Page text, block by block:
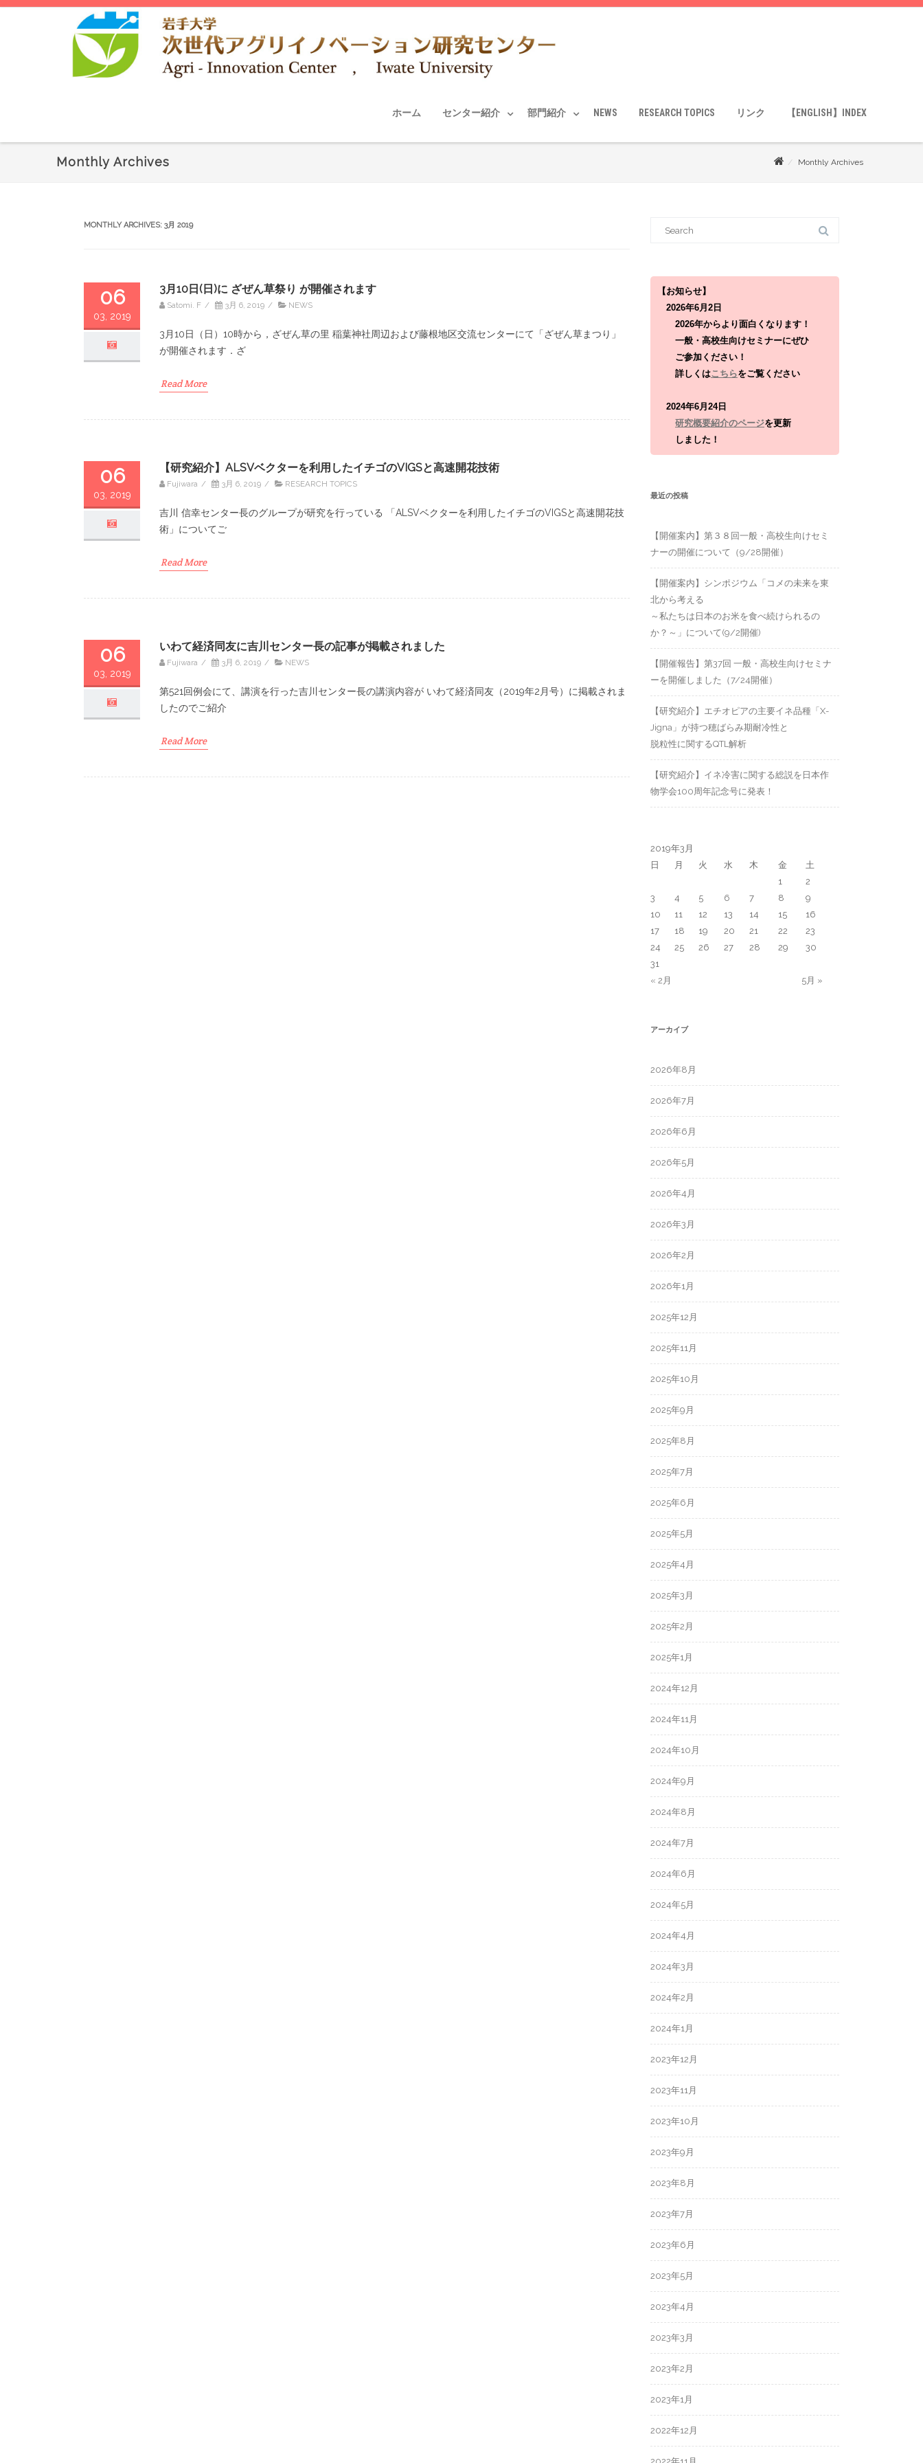
ホーム センター紹介 部門紹介 NEWS RESEARCH TOPICS リンク 【ENGLISH】INDEX
Monthly Archives Monthly Archives
MONTHLY ARCHIVES: 3月 2019
06
03, 2019
3月10日(日)に ざぜん草祭り が開催されます
Satomi. F / 3月 6, 2019 / NEWS
3月10日（日）10時から，ざぜん草の里 稲葉神社周辺および藤根地区交流センターにて「ざぜん草まつり」
が開催されます．ざ
Read More
06
03, 2019
【研究紹介】ALSVベクターを利用したイチゴのVIGSと高速開花技術
Fujiwara / 3月 6, 2019 / RESEARCH TOPICS
吉川 信幸センター長のグループが研究を行っている 「ALSVベクターを利用したイチゴのVIGSと高速開花技
術」についてご
Read More
06
03, 2019
いわて経済同友に吉川センター長の記事が掲載されました
Fujiwara / 3月 6, 2019 / NEWS
第521回例会にて、講演を行った吉川センター長の講演内容が いわて経済同友（2019年2月号）に掲載されま
したのでご紹介
Read More
f
【お知らせ】
2026年6月2日
2026年からより面白くなります！
一般・高校生向けセミナーにぜひ
ご参加ください！
詳しくはこちらをご覧ください
2024年6月24日
研究概要紹介のページを更新
しました！
最近の投稿
【開催案内】第３８回一般・高校生向けセミ
ナーの開催について（9/28開催）
【開催案内】シンポジウム「コメの未来を東
北から考える
～私たちは日本のお米を食べ続けられるの
か？～」について(9/2開催)
【開催報告】第37回 一般・高校生向けセミナ
ーを開催しました（7/24開催）
【研究紹介】エチオピアの主要イネ品種「X-
Jigna」が持つ穂ばらみ期耐冷性と
脱粒性に関するQTL解析
【研究紹介】イネ冷害に関する総説を日本作
物学会100周年記念号に発表！
2019年3月
日
月 火 水 木 金 土
« 2月 5月 »
1
2
3
4 5 6 7 8
9
10
11 12 13 14 15
16
17
18 19 20 21 22
23
24
25 26 27 28 29
30
31
アーカイブ
2026年8月
2026年7月
2026年6月
2026年5月
2026年4月
2026年3月
2026年2月
2026年1月
2025年12月
2025年11月
2025年10月
2025年9月
2025年8月
2025年7月
2025年6月
2025年5月
2025年4月
2025年3月
2025年2月
2025年1月
2024年12月
2024年11月
2024年10月
2024年9月
2024年8月
2024年7月
2024年6月
2024年5月
2024年4月
2024年3月
2024年2月
2024年1月
2023年12月
2023年11月
2023年10月
2023年9月
2023年8月
2023年7月
2023年6月
2023年5月
2023年4月
2023年3月
2023年2月
2023年1月
2022年12月